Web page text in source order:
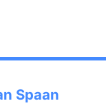
Spaan